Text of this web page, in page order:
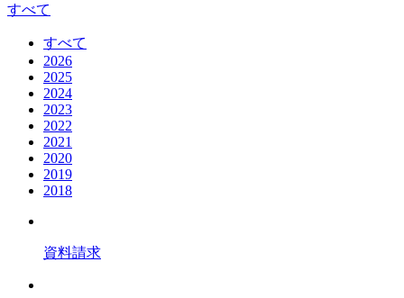
すべて
すべて
2026
2025
2024
2023
2022
2021
2020
2019
2018
資料請求